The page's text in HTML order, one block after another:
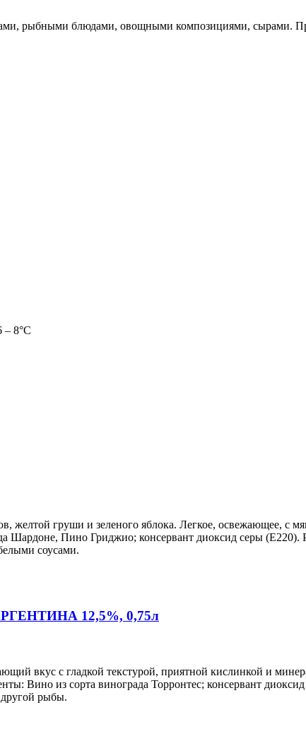
рыбными блюдами, овощными композициями, сырами.
– 8°С
желтой груши и зеленого яблока. Легкое, освежающее, с
Пино Гриджио; консервант диоксид серы (Е220).
соусами.
12,5%, 0,75л
вкус с гладкой текстурой, приятной кислинкой и
Вино из сорта винограда Торронтес; консервант
другой рыбы.